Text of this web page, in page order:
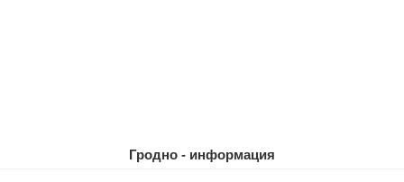
Гродно - информация